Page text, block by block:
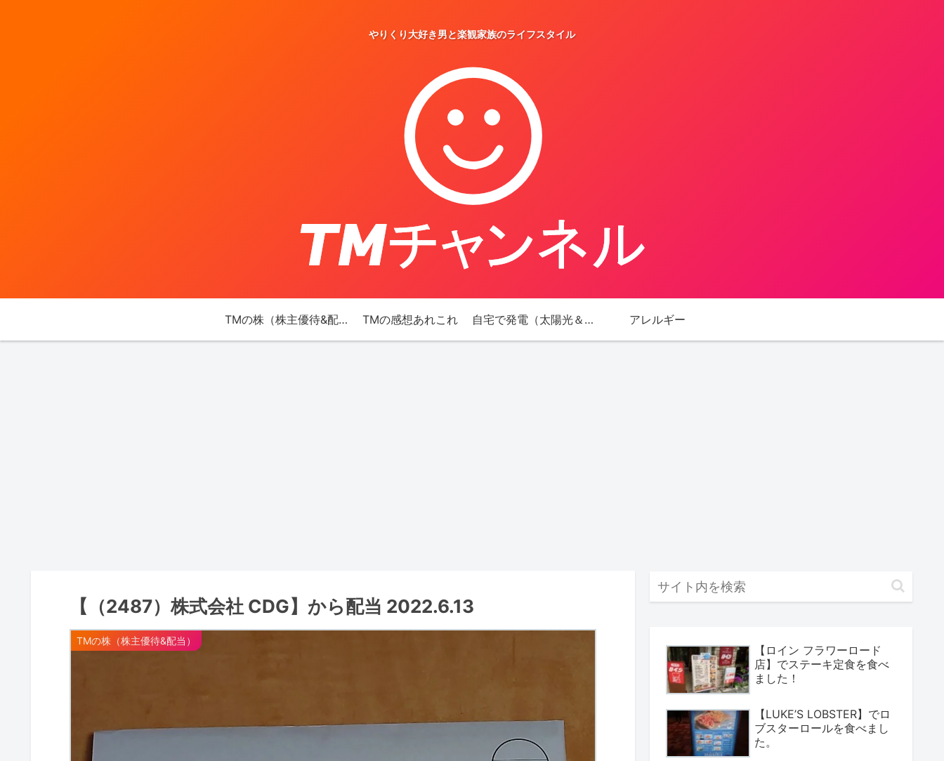
やりくり大好き男と楽観家族のライフスタイル
TMの株（株主優待&配当） TMの感想あれこれ 自宅で発電（太陽光＆エネファーム） アレルギー
【（2487）株式会社 CDG】から配当 2022.6.13
TMの株（株主優待&配当）
【ロイン フラワーロード
店】でステーキ定食を食べ
ました！
【LUKE’S LOBSTER】でロ
ブスターロールを食べまし
た。